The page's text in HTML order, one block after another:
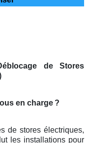
de Stores
en charge ?
de stores électriques,
les installations pour